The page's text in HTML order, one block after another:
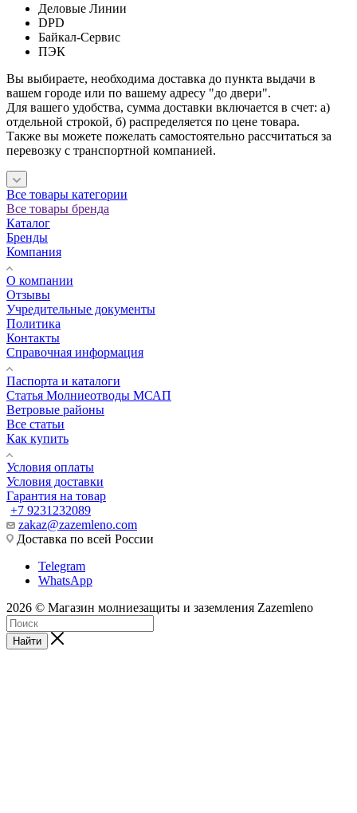
Деловые Линии
DPD
Байкал-Сервис
ПЭК
Вы выбираете, необходима доставка до пункта выдачи в
вашем городе или по вашему адресу "до двери".
Для вашего удобства, сумма доставки включается в счет: а)
отдельной строкой, б) распределяется по цене товара.
Также вы можете пожелать самостоятельно рассчитаться за
перевозку с транспортной компанией.
Все товары категории
Все товары бренда
Каталог
Бренды
Компания
О компании
Отзывы
Учредительные документы
Политика
Контакты
Справочная информация
Паспорта и каталоги
Статья Молниеотводы МСАП
Ветровые районы
Все статьи
Как купить
Условия оплаты
Условия доставки
Гарантия на товар
+7 9231232089
zakaz@zazemleno.com
Доставка по всей России
Telegram
WhatsApp
2026 © Магазин молниезащиты и заземления Zazemleno
Найти